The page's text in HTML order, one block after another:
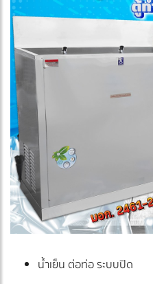
น้ำเย็น ต่อท่อ ระบบปิด